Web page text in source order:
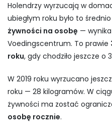
Holendrzy wyrzucają w
ubiegłym roku było to średnio
żywności na osobę —
Voedingscentrum. To prawie
roku, gdy chodziło jeszcze o
W 2019 roku wyrzucano
roku — 28 kilogramów. W
żywności ma zostać
osobę rocznie.